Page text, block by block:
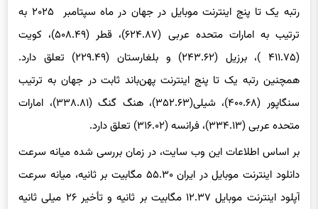
رتبه یک تا پنج اینترنت موبایل در جهان در ماه سپتامبر ۲۰۲۵ به
ترتیب به امارات متحده عربی (۶۲۴.۸۷)، قطر (۵۰۸.۴۹)، کویت
(۴۱۱.۷۵ )، برزیل (۲۴۳.۶۲) و بلغارستان (۲۲۹.۴۹) تعلق دارد.
همچنین رتبه یک تا پنج اینترنت پهن‌باند ثابت در جهان به ترتیب
سنگاپور (۴۰۰.۶۸)، شیلی(۳۵۲.۶۳)، هنگ گنگ (۳۳۸.۸۱)، امارات
متحده عربی (۳۳۴.۱۳)، فرانسه (۳۱۶.۰۲) تعلق دارد.
بر اساس اطلاعات این وب سایت، در زمان بررسی شده میانه سرعت
دانلود اینترنت موبایل در ایران ۵۵.۳۰ مگابیت بر ثانیه، میانه سرعت
آپلود اینترنت موبایل ۱۲.۳۷ مگابیت بر ثانیه و تأخیر ۲۶ میلی ثانیه